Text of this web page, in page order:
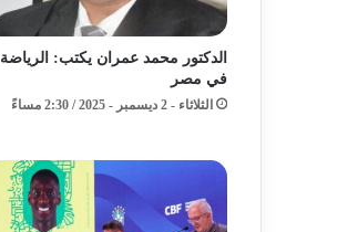
الدكتور محمد عمران يكتب: الرياضة
في مصر
الثلاثاء - 2 ديسمبر - 2025 / 2:30 مساءً